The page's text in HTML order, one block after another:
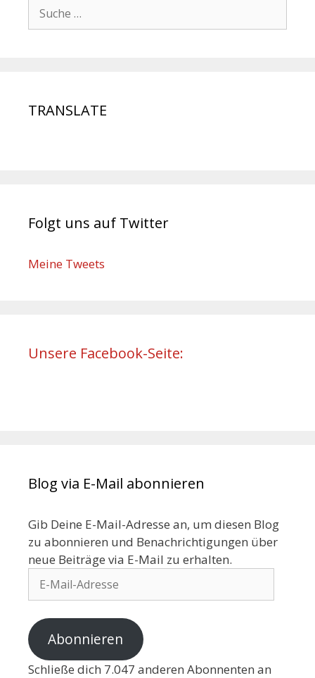
TRANSLATE
Folgt uns auf Twitter
Meine Tweets
Unsere Facebook-Seite:
Blog via E-Mail abonnieren
Gib Deine E-Mail-Adresse an, um diesen Blog
zu abonnieren und Benachrichtigungen über
neue Beiträge via E-Mail zu erhalten.
Abonnieren
Schließe dich 7.047 anderen Abonnenten an